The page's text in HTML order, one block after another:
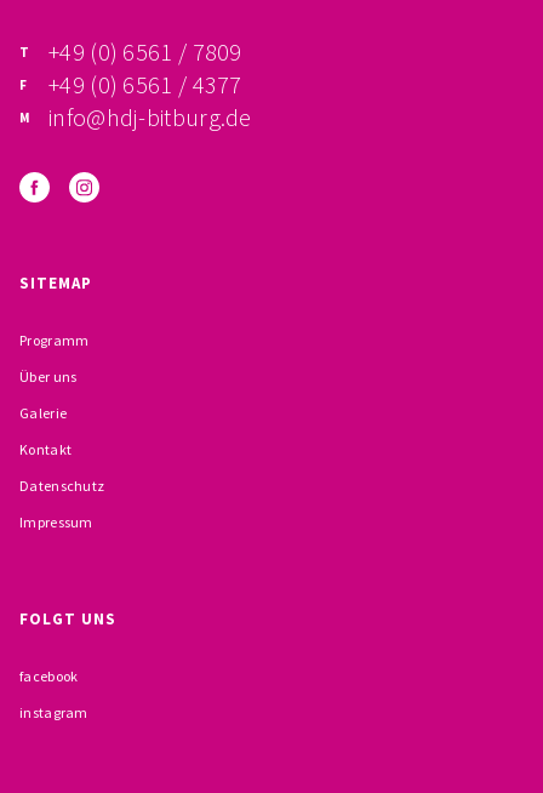
INSTITUTIONELLES SCHUTZKONZEPT
VERHALTENSKODEX FÜR HAUPTAMTLICHE
+49 (0) 6561 / 7809
+49 (0) 6561 / 4377
info@hdj-bitburg.de
SITEMAP
Programm
Über uns
Galerie
Kontakt
Datenschutz
Impressum
FOLGT UNS
facebook
instagram